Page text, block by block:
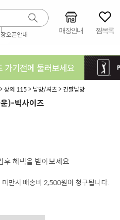
오픈안내 매장안내 찜목록
>상의 115> 남방/셔츠> 긴팔남방
)-빅사이즈
혜택을 받아보세요
만시 배송비 2,500원이 청구됩니다.